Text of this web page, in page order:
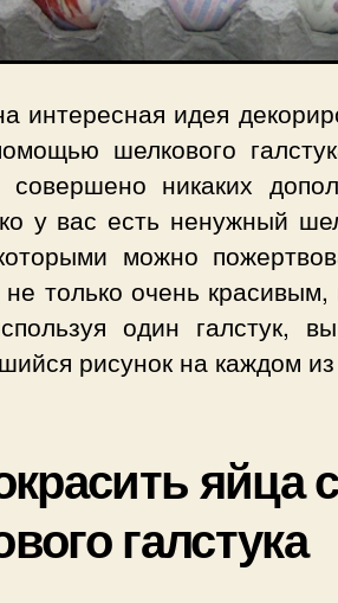
интересная идея
шелкового
совершено никаких
у вас есть ненужный
можно
не только очень
один галстук,
рисунок на каждом
галстука